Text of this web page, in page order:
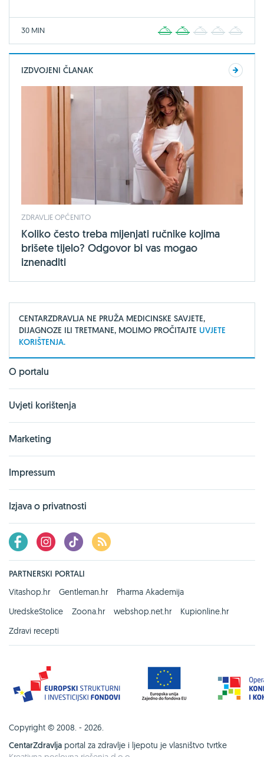
30 MIN 2 3 4
IZDVOJENI ČLANAK
ZDRAVLJE OPĆENITO
Koliko često treba mijenjati ručnike kojima
brišete tijelo? Odgovor bi vas mogao
iznenaditi
CENTARZDRAVLJA NE PRUŽA MEDICINSKE SAVJETE,
DIJAGNOZE ILI TRETMANE, MOLIMO PROČITAJTE UVJETE
KORIŠTENJA.
O portalu
Uvjeti korištenja
Marketing
Impressum
Izjava o privatnosti
PARTNERSKI PORTALI
Vitashop.hr
Gentleman.hr
Pharma Akademija
UredskeStolice
Zoona.hr webshop.net.hr
Kupionline.hr
Zdravi recepti
Copyright © 2008. - 2026.
CentarZdravlja portal za zdravlje i ljepotu je vlasništvo tvrtke